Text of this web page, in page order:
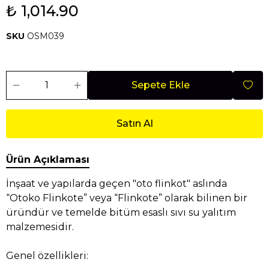
₺ 1,014.90
SKU OSM039
Sepete Ekle
Satın Al
Ürün Açıklaması
İnşaat ve yapılarda geçen "oto flinkot" aslında
“Otoko Flinkote” veya “Flinkote” olarak bilinen bir
üründür ve temelde bitüm esaslı sıvı su yalıtım
malzemesidir.
Genel özellikleri: